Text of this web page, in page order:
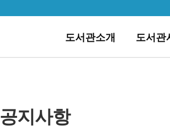
도서관소개 도서관
공지사항